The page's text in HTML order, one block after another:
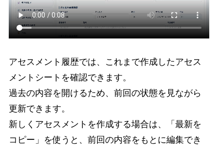
アセスメント履歴では、これまで作成したアセス
メントシートを確認できます。
過去の内容を開けるため、前回の状態を見ながら
更新できます。
新しくアセスメントを作成する場合は、「最新を
コピー」を使うと、前回の内容をもとに編集でき